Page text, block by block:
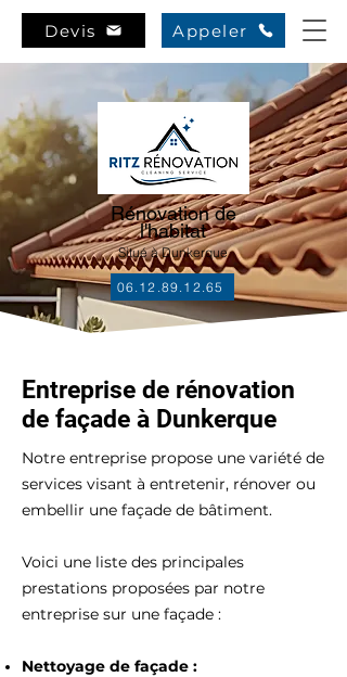
Devis Appeler
Rénovation de
l'habitat
Situé à Dunkerque
06.12.89.12.65
Entreprise de rénovation
de façade à Dunkerque
Notre entreprise propose une variété de
services visant à entretenir, rénover ou
embellir une façade de bâtiment.
Voici une liste des principales
prestations proposées par notre
entreprise sur une façade :
Nettoyage de façade :